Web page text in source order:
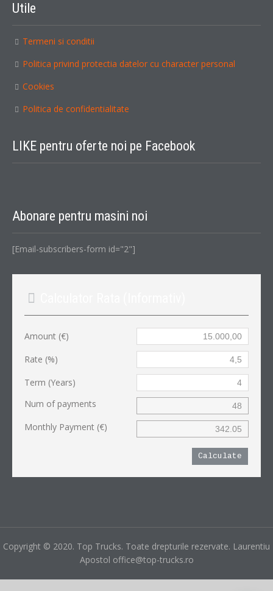
Utile
Termeni si conditii
Politica privind protectia datelor cu character personal
Cookies
Politica de confidentialitate
LIKE pentru oferte noi pe Facebook
Abonare pentru masini noi
[email-subscribers-form id="2"]
Amount (€)
Rate (%)
Term (Years)
Num of payments
Monthly Payment (€)
Calculate
Copyright © 2020. Top Trucks. Toate drepturile rezervate. Laurentiu
Apostol office@top-trucks.ro